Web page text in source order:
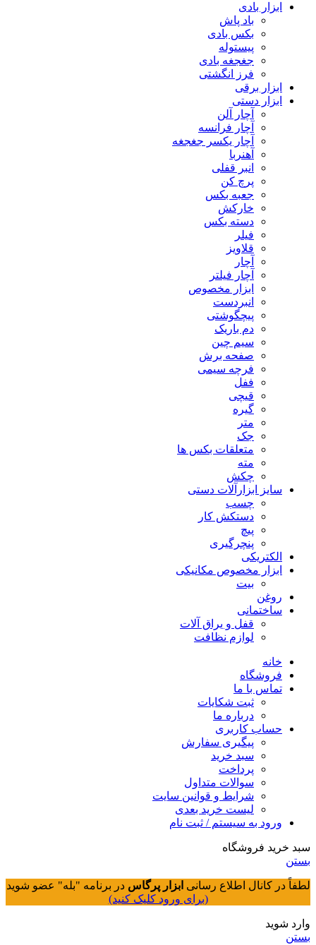
ابزار بادی
باد پاش
بکس بادی
پیستوله
جغجغه بادی
فرز انگشتی
ابزار برقی
ابزار دستی
آچار آلن
آچار فرانسه
آچار یکسر جغجغه
آهنربا
انبر قفلی
پرچ کن
جعبه بکس
خارکش
دسته بکس
فیلر
قلاویز
آچار
آچار فیلتر
ابزار مخصوص
انبردست
پیچگوشتی
دم باریک
سیم چین
صفحه برش
فرچه سیمی
ففل
قیچی
گیره
متر
جک
متعلقات بکس ها
مته
چکش
سایز ابزارآلات دستی
چسب
دستکش کار
پیچ
پنچرگیری
الکتریکی
ابزار مخصوص مکانیکی
بیت
روغن
ساختمانی
قفل و یراق آلات
لوازم نظافت
خانه
فروشگاه
تماس با ما
ثبت شکایات
درباره ما
حساب کاربری
پیگیری سفارش
سبد خرید
پرداخت
سوالات متداول
شرایط و قوانین سایت
لیست خرید بعدی
ورود به سیستم / ثبت نام
سبد خرید فروشگاه
بستن
لطفاً در کانال اطلاع رسانی ابزار پرگاس در برنامه "بله" عضو شوید
(برای ورود کلیک کنید)
وارد شوید
بستن